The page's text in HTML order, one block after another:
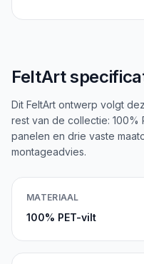
FeltArt
Dit FeltArt ontwerp volgt
rest van de collectie: 100%
panelen en drie vaste
montageadvies.
MATERIAAL
100% PET-vilt